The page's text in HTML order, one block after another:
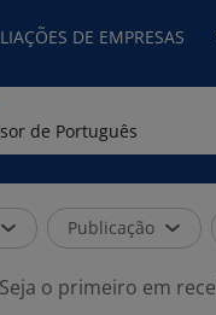
DE EMPRESAS
Publicação
Seja o primeiro em